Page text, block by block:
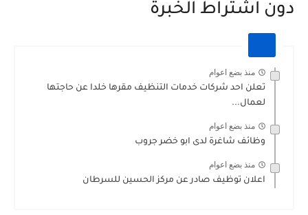
دون اشتراط الخبرة
منذ بضع اعوام
تعلن احد شركات خدمات التنظيف مقرها خلدا عن حاجتها
لعمال...
منذ بضع اعوام
وظائف شاغرة لدى ابو خضر جروب
منذ بضع اعوام
اعلان توظيف صادر عن مركز الحسين للسرطان